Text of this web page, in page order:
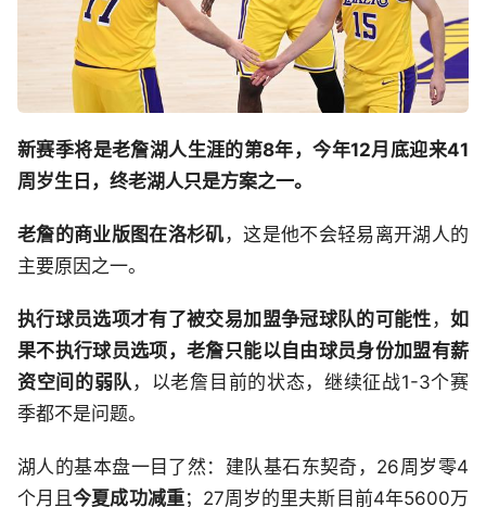
新赛季将是老詹湖人生涯的第8年，今年12月底迎来41
周岁生日，终老湖人只是方案之一。
老詹的商业版图在洛杉矶 ，这是他不会轻易离开湖人的
主要原因之一。
执行球员选项才有了被交易加盟争冠球队的可能性 ，如
果不执行球员选项，老詹只能以自由球员身份加盟有薪
资空间的弱队 ，以老詹目前的状态，继续征战1-3个赛
季都不是问题。
湖人的基本盘一目了然：建队基石东契奇，26周岁零4
个月且今夏成功减重；27周岁的里夫斯目前4年5600万